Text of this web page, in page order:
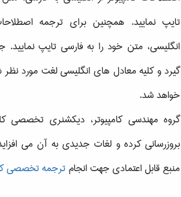
تایپ نمایید. همچنین برای ترجمه
انگلیسی، متن خود را به فارسی تایپ
گیرد و کلیه معادل های انگلیسی لغت مورد
خواهد شد.
گروه مهندسی کامپیوتر، دیکشنری تخصصی
بروزرسانی کرده و لغات جدیدی به آن می
منبع قابل اعتمادی جهت انجامترجمه تخصصی